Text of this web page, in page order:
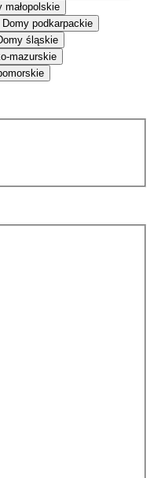
małopolskie
Domy podkarpackie
śląskie
mazurskie